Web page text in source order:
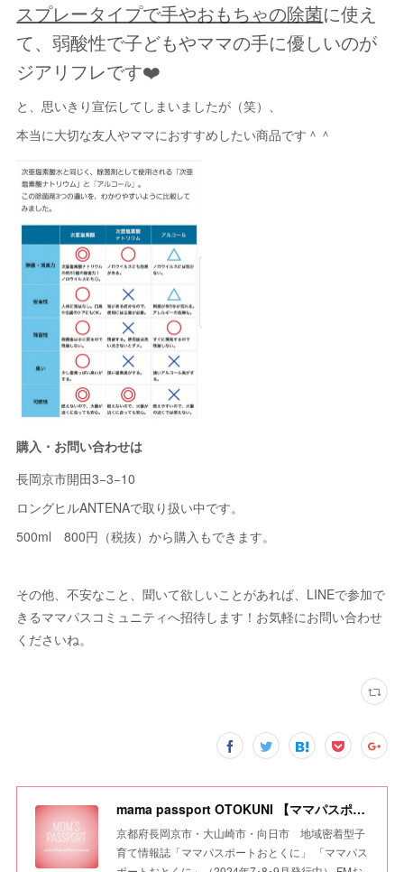
スプレータイプで手やおもちゃの除菌に使え
て、弱酸性で子どもやママの手に優しいのが
ジアリフレです❤️
と、思いきり宣伝してしまいましたが（笑）、
本当に大切な友人やママにおすすめしたい商品です＾＾
購入・お問い合わせは
長岡京市開田3−3−10
ロングヒルANTENAで取り扱い中です。
500ml 800円（税抜）から購入もできます。
その他、不安なこと、聞いて欲しいことがあれば、LINEで参加で
きるママパスコミュニティへ招待します！お気軽にお問い合わせ
くださいね。
mama passport OTOKUNI 【ママパスポートおとくに】
京都府長岡京市・大山崎市・向日市 地域密着型子
育て情報誌「ママパスポートおとくに」 「ママパス